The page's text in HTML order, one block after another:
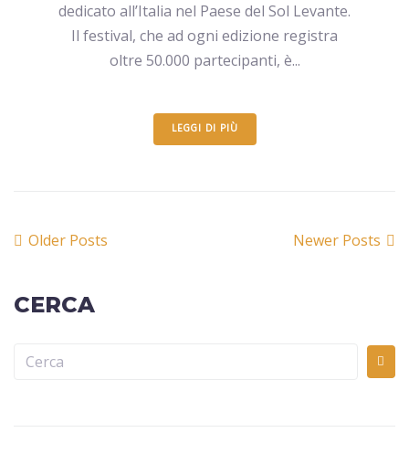
dedicato all’Italia nel Paese del Sol Levante.
Il festival, che ad ogni edizione registra
oltre 50.000 partecipanti, è...
LEGGI DI PIÙ
Older Posts Newer Posts
CERCA